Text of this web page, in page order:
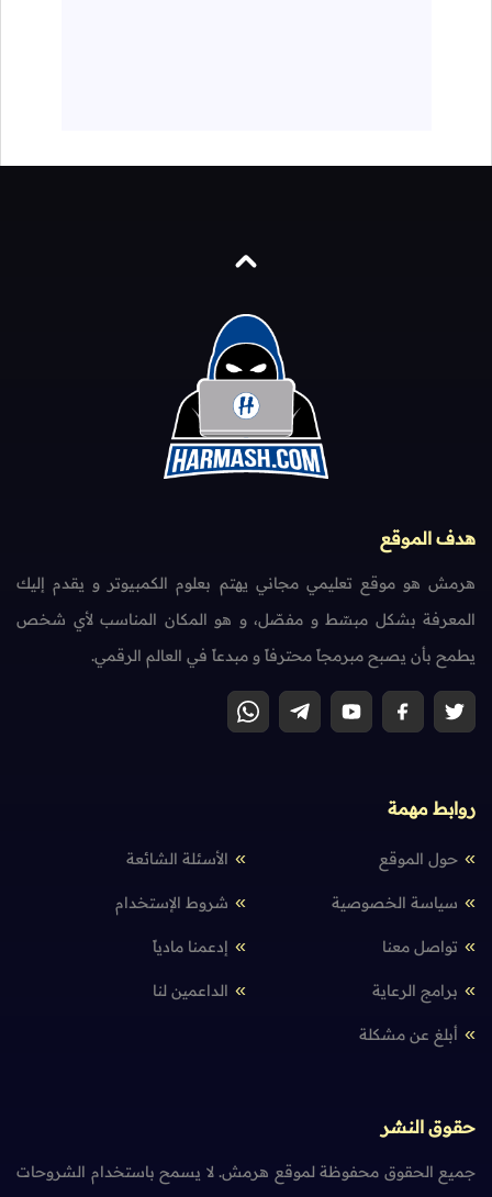
هدف الموقع
هرمش هو موقع تعليمي مجاني يهتم بعلوم الكمبيوتر و يقدم إليك
المعرفة بشكل مبسّط و مفصّل، و هو المكان المناسب لأي شخص
يطمح بأن يصبح مبرمجاً محترفاً و مبدعاً في العالم الرقمي.
روابط مهمة
حول الموقع الأسئلة الشائعة
سياسة الخصوصية شروط الإستخدام
تواصل معنا إدعمنا مادياً
برامج الرعاية الداعمين لنا
أبلغ عن مشكلة
حقوق النشر
جميع الحقوق محفوظة لموقع هرمش. لا يسمح باستخدام الشروحات